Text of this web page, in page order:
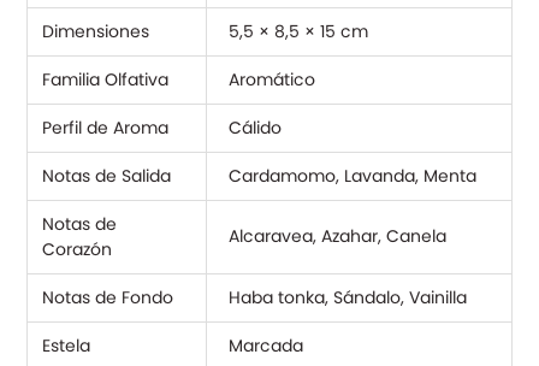
Dimensiones
5,5 × 8,5 × 15 cm
Familia Olfativa
Aromático
Perfil de Aroma
Cálido
Notas de Salida
Cardamomo, Lavanda, Menta
Notas de
Corazón
Alcaravea, Azahar, Canela
Notas de Fondo
Haba tonka, Sándalo, Vainilla
Estela
Marcada